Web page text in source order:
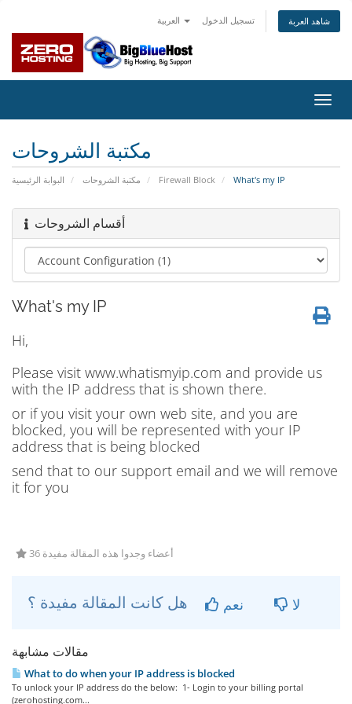
تسجيل الدخول شاهد العربة
تبديل
التنقل
مكتبة الشروحات
البوابة الرئيسية مكتبة الشروحات Firewall Block What's my IP
أقسام الشروحات
What's my IP
Hi,
Please visit www.whatismyip.com and provide us
with the IP address that is shown there.
or if you visit your own web site, and you are
blocked, you will be represented with your IP
address that is being blocked
send that to our support email and we will remove
it for you
36 أعضاء وجدوا هذه المقالة مفيدة
نعم لا
مقالات مشابهة
What to do when your IP address is blocked
To unlock your IP address do the below: 1- Login to your billing portal
(zerohosting.com...